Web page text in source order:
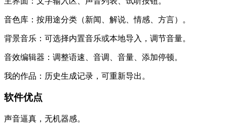
音色库：按用途分类（新闻、解说、情感、方言）。
背景音乐：可选择内置音乐或本地导入，调节音量。
音效编辑器：调整语速、音调、音量、添加停顿。
我的作品：历史生成记录，可重新导出。
软件优点
声音逼真，无机器感。